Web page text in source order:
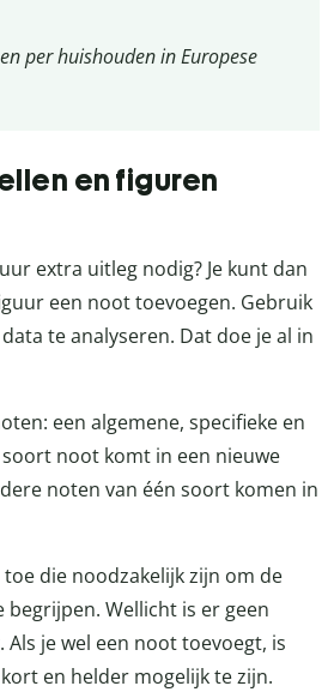
per huishouden in Europese
en figuren
extra uitleg nodig? Je kunt dan
een noot toevoegen. Gebruik
te analyseren. Dat doe je al in
een algemene, specifieke en
noot komt in een nieuwe
noten van één soort komen in
toe die noodzakelijk zijn om de
Wellicht is er geen
je wel een noot toevoegt, is
en helder mogelijk te zijn.